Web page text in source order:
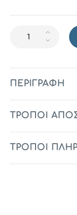
ΠΕΡΙΓΡΑΦΉ
ΤΡΟΠΟΙ
ΤΡΟΠΟΙ